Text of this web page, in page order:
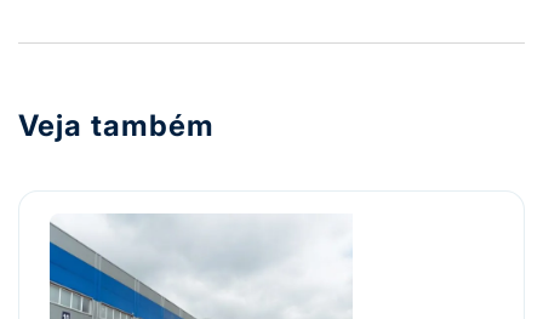
Veja também